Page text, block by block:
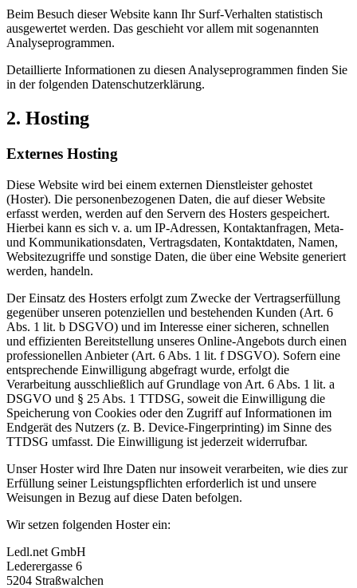
Beim Besuch dieser Website kann Ihr Surf-Verhalten statistisch
ausgewertet werden. Das geschieht vor allem mit sogenannten
Analyseprogrammen.
Detaillierte Informationen zu diesen Analyseprogrammen finden Sie
in der folgenden Datenschutzerklärung.
2. Hosting
Externes Hosting
Diese Website wird bei einem externen Dienstleister gehostet
(Hoster). Die personenbezogenen Daten, die auf dieser Website
erfasst werden, werden auf den Servern des Hosters gespeichert.
Hierbei kann es sich v. a. um IP-Adressen, Kontaktanfragen, Meta-
und Kommunikationsdaten, Vertragsdaten, Kontaktdaten, Namen,
Websitezugriffe und sonstige Daten, die über eine Website generiert
werden, handeln.
Der Einsatz des Hosters erfolgt zum Zwecke der Vertragserfüllung
gegenüber unseren potenziellen und bestehenden Kunden (Art. 6
Abs. 1 lit. b DSGVO) und im Interesse einer sicheren, schnellen
und effizienten Bereitstellung unseres Online-Angebots durch einen
professionellen Anbieter (Art. 6 Abs. 1 lit. f DSGVO). Sofern eine
entsprechende Einwilligung abgefragt wurde, erfolgt die
Verarbeitung ausschließlich auf Grundlage von Art. 6 Abs. 1 lit. a
DSGVO und § 25 Abs. 1 TTDSG, soweit die Einwilligung die
Speicherung von Cookies oder den Zugriff auf Informationen im
Endgerät des Nutzers (z. B. Device-Fingerprinting) im Sinne des
TTDSG umfasst. Die Einwilligung ist jederzeit widerrufbar.
Unser Hoster wird Ihre Daten nur insoweit verarbeiten, wie dies zur
Erfüllung seiner Leistungspflichten erforderlich ist und unsere
Weisungen in Bezug auf diese Daten befolgen.
Wir setzen folgenden Hoster ein:
Ledl.net GmbH
Lederergasse 6
5204 Straßwalchen